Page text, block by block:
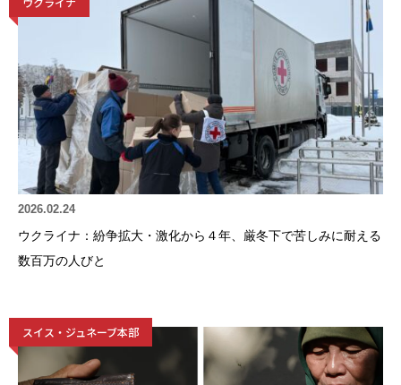
2026.02.24
ウクライナ：紛争拡大・激化から４年、厳冬下で苦しみに耐える
数百万の人びと
スイス・ジュネーブ本部